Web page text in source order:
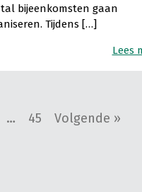
bijeenkomsten gaan
Tijdens […]
Lees
… 45 Volgende »